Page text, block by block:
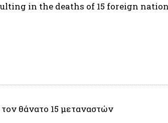
in the deaths of 15 foreign
θάνατο 15 μεταναστών